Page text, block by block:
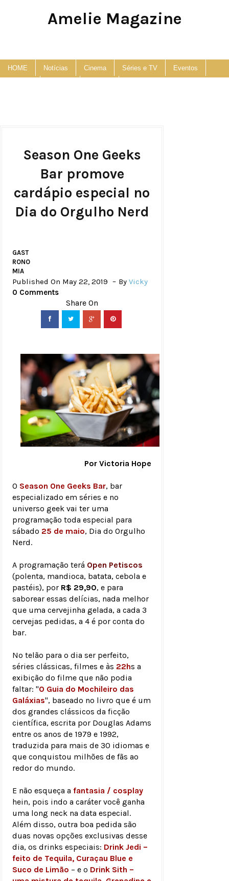
Amelie Magazine
HOME Notícias Cinema Séries e TV Eventos
Season One Geeks
Bar promove
cardápio especial no
Dia do Orgulho Nerd
GAST
RONO
MIA
Published On May 22, 2019 By Vicky
0 Comments
Por Victoria Hope
O Season One Geeks Bar, bar
especializado em séries e no
universo geek vai ter uma
programação toda especial para
sábado 25 de maio, Dia do Orgulho
Nerd.
A programação terá Open Petiscos
(polenta, mandioca, batata, cebola e
pastéis), por R$ 29,90, e para
saborear essas delícias, nada melhor
que uma cervejinha gelada, a cada 3
cervejas pedidas, a 4 é por conta do
bar.
No telão para o dia ser perfeito,
séries clássicas, filmes e às 22hs a
exibição do filme que não podia
faltar: "O Guia do Mochileiro das
Galáxias", baseado no livro que é um
dos grandes clássicos da ficção
científica, escrita por Douglas Adams
entre os anos de 1979 e 1992,
traduzida para mais de 30 idiomas e
que conquistou milhões de fãs ao
redor do mundo.
E não esqueça a fantasia / cosplay
hein, pois indo a caráter você ganha
uma long neck na data especial.
Além disso, outra boa pedida são
duas novas opções exclusivas desse
dia, os drinks especiais: Drink Jedi –
feito de Tequila, Curaçau Blue e
Suco de Limão – e o Drink Sith –